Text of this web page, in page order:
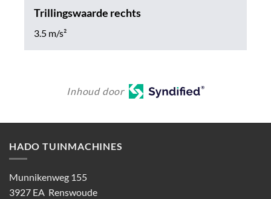
Trillingswaarde rechts
3.5 m/s²
Inhoud door
HADO TUINMACHINES
Munnikenweg 155
3927 EA Renswoude